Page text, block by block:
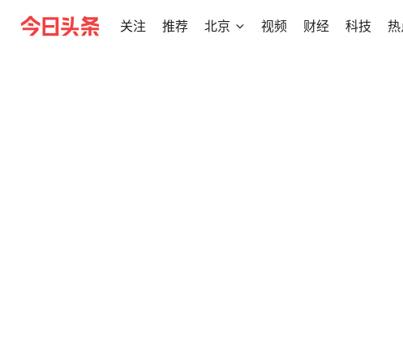
关注 推荐 北京 视频 财经 科技